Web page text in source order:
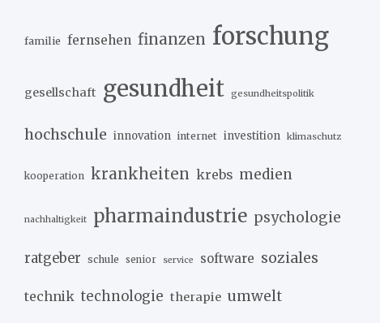
familie fernsehen finanzen forschung
gesellschaft gesundheit gesundheitspolitik
hochschule innovation internet investition klimaschutz
kooperation krankheiten krebs medien
nachhaltigkeit pharmaindustrie psychologie
ratgeber schule senior service software soziales
technik technologie therapie umwelt